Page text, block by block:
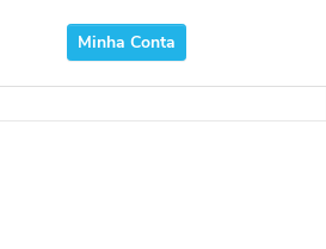
Minha Conta